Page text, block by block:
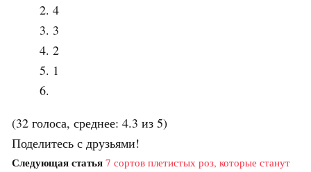
4
3
2
1
(32 голоса, среднее: 4.3 из 5)
Поделитесь с друзьями!
Следующая статья 7 сортов плетистых роз, которые станут